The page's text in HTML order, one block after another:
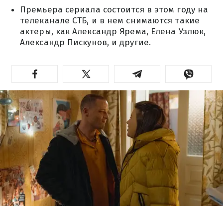
Премьера сериала состоится в этом году на
телеканале СТБ, и в нем снимаются такие
актеры, как Александр Ярема, Елена Узлюк,
Александр Пискунов, и другие.